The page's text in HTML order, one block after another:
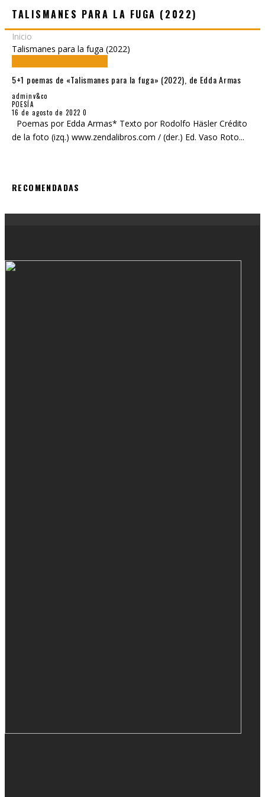
TALISMANES PARA LA FUGA (2022)
Inicio
Talismanes para la fuga (2022)
5+1 poemas de «Talismanes para la fuga» (2022), de Edda Armas
adminv&co
POESÍA
16 de agosto de 2022 0
Poemas por Edda Armas* Texto por Rodolfo Häsler Crédito
de la foto (izq.) www.zendalibros.com / (der.) Ed. Vaso Roto...
RECOMENDADAS